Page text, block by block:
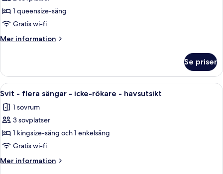
fönster
-
inga
Svit
-
1
queensize-
-
bubbelbad
-
havsutsikt
1 queensize-säng
Gratis wi-fi
Mer information
Mer
-
queensize-
bubbelbad
havsutsikt
Se priser
Öppna
alla
foton
för
Svit
-
flera
sängar
Två barn tittar ut genom ett fönster
8
Svit - flera sängar - icke-rökare - havsutsikt
1 sovrum
3 sovplatser
1 kingsize-säng och 1 enkelsäng
Gratis wi-fi
Mer information
Mer